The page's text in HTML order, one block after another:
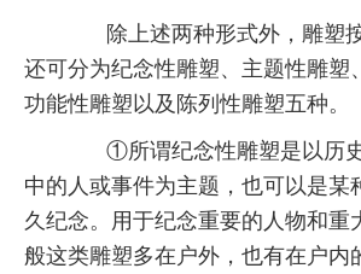
除上述两种形式外，雕塑
还可分为纪念性雕塑、主题性雕塑
功能性雕塑以及陈列性雕塑五种。
①所谓纪念性雕塑是以历
中的人或事件为主题，也可以是某
久纪念。用于纪念重要的人物和重
般这类雕塑多在户外，也有在户内